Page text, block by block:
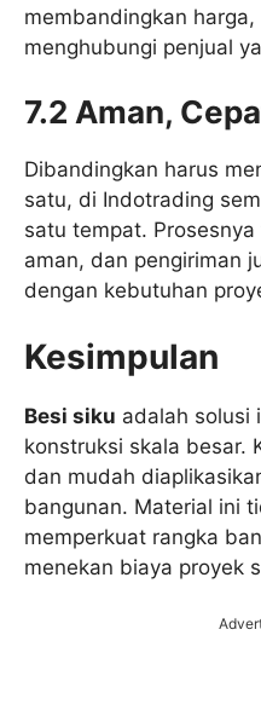
membandingkan
menghubungi penjual
7.2 Aman,
Dibandingkan harus
satu, di Indotrading
satu tempat.
aman, dan pengiriman
dengan kebutuhan
Kesimpulan
Besi siku adalah solusi
konstruksi skala besar.
dan mudah
bangunan. Material ini
memperkuat rangka
menekan biaya proyek